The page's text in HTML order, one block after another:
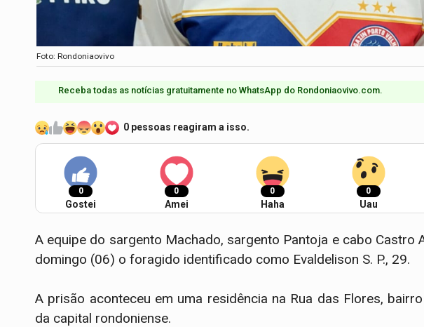
Foto: Rondoniaovivo
Receba todas as notícias gratuitamente no WhatsApp do Rondoniaovivo.com.​
0 pessoas reagiram a isso.
0
Gostei
0
Amei
0
Haha
0
Uau
A equipe do sargento Machado, sargento Pantoja e cabo Castro
domingo (06) o foragido identificado como Evaldelison S. P., 29.
A prisão aconteceu em uma residência na Rua das Flores,
da capital rondoniense.